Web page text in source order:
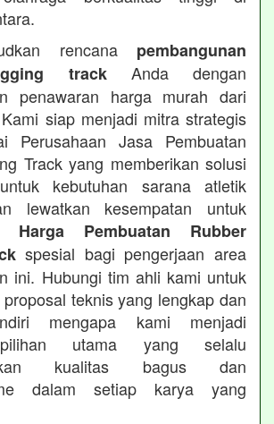
rencana pembangunan
trackAnda dengan
penawaran harga murah dari
siap menjadi mitra strategis
Perusahaan Jasa Pembuatan
Track yang memberikan solusi
kebutuhan sarana atletik
lewatkan kesempatan untuk
Harga Pembuatan Rubber
spesial bagi pengerjaan area
ini. Hubungi tim ahli kami untuk
teknis yang lengkap dan
mengapa kami menjadi
utama yang selalu
kualitas bagus dan
dalam setiap karya yang